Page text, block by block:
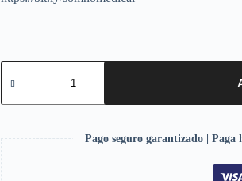
Pago seguro garantizado | Paga